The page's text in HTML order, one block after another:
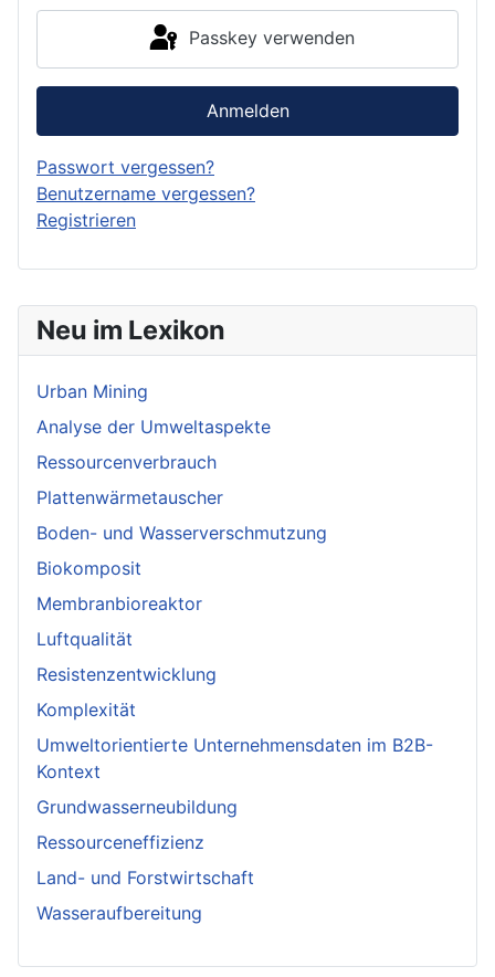
Neu im Lexikon
Urban Mining
Analyse der Umweltaspekte
Ressourcenverbrauch
Plattenwärmetauscher
Boden- und Wasserverschmutzung
Biokomposit
Membranbioreaktor
Luftqualität
Resistenzentwicklung
Komplexität
Umweltorientierte Unternehmensdaten im B2B-
Kontext
Grundwasserneubildung
Ressourceneffizienz
Land- und Forstwirtschaft
Wasseraufbereitung
Passkey verwenden
Anmelden
Passwort vergessen?
Benutzername vergessen?
Registrieren